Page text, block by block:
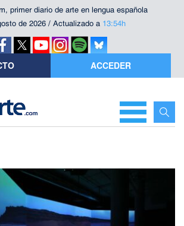
primer diario de arte en lengua española
de 2026 / Actualizado a 13:54h
ACCEDER